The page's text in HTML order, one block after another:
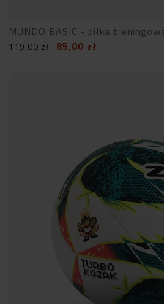
MUNDO BASIC - piłka
119,00zł 85,00 zł